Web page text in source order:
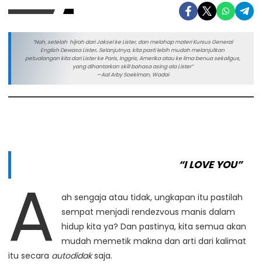
“Nah, setelah hijrah dari Jaksel ke Lister, dan melahap materi Kursus General
English Dewasa Lister. Selanjutnya, kita pasti lebih mudah melanjutkan
petualangan kita dari Lister ke Paris, Inggris, Amerika atau ke lima benua sekaligus,
yang dihantarkan skill bahasa asingala Lister”
—Aal Arby Soekiman, Wadai
“I LOVE YOU”
A
ah sengaja atau tidak, ungkapan itu pastilah
sempat menjadi rendezvous manis dalam
hidup kita ya? Dan pastinya, kita semua akan
mudah memetik makna dan arti dari kalimat
itu secara autodidaksaja.